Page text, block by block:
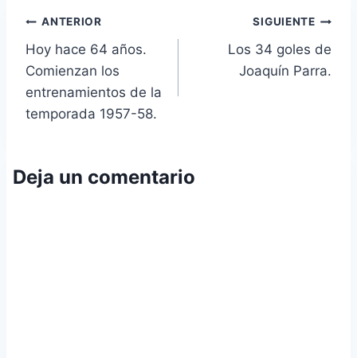
Navegación
de
entradas
ANTERIOR
Hoy hace 64 años.
Comienzan los
entrenamientos de la
temporada 1957-58.
SIGUIENTE
Los 34 goles de
Joaquín Parra.
Deja un comentario